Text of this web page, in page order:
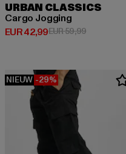
URBAN CLASSICS
Cargo Jogging
EUR 42,99
Huidige prijs: EUR 42,99
EUR 59,99Actieprijs:
NIEUW -29%